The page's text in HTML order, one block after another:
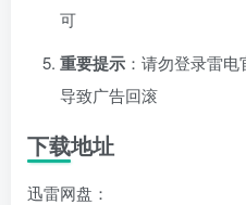
可
重要提示 ：请勿登录雷
导致广告回滚
下载地址
迅雷网盘：